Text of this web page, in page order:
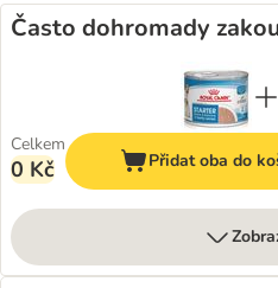
Často dohromady
Celkem
0 Kč Přidat oba do